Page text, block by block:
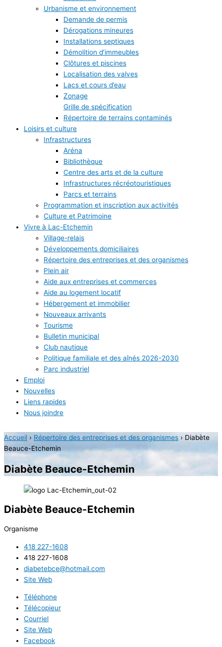
Urbanisme et environnement
Demande de permis
Dérogations mineures
Installations septiques
Démolition d’immeubles
Clôtures et piscines
Localisation des valves
Lacs et cours d’eau
Zonage
Grille de spécification
Répertoire de terrains contaminés
Loisirs et culture
Infrastructures
Aréna
Bibliothèque
Centre des arts et de la culture
Infrastructures récréotouristiques
Parcs et terrains
Programmation et inscription aux activités
Culture et Patrimoine
Vivre à Lac-Etchemin
Village-relais
Développements domiciliaires
Répertoire des entreprises et des organismes
Plein air
Aide aux entreprises et commerces
Aide au logement locatif
Hébergement et immobilier
Nouveaux arrivants
Tourisme
Bulletin municipal
Club nautique
Politique familiale et des aînés 2026-2030
Parc industriel
Emploi
Nouvelles
Liens rapides
Nous joindre
Accueil › Répertoire des entreprises et des organismes › Diabète
Beauce-Etchemin
Diabète Beauce-Etchemin
Diabète Beauce-Etchemin
Organisme
418 227-1608
418 227-1608
diabetebce@hotmail.com
Site Web
Téléphone
Télécopieur
Courriel
Site Web
Facebook